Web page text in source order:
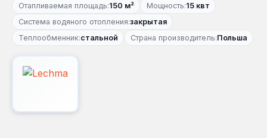
Отапливаемая площадь:150 м² Мощность:15 квт
Система водяного отопления:закрытая
Теплообменник:стальной Страна производитель:Польша